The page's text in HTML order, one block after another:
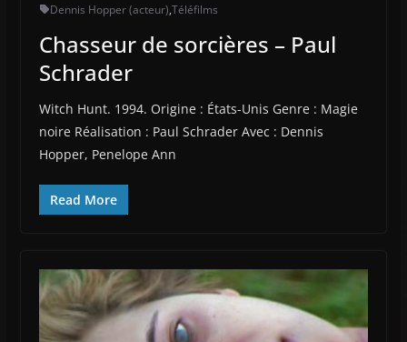
Dennis Hopper (acteur),Téléfilms
Chasseur de sorcières – Paul
Schrader
Witch Hunt. 1994. Origine : États-Unis Genre : Magie
noire Réalisation : Paul Schrader Avec : Dennis
Hopper, Penelope Ann
Read More